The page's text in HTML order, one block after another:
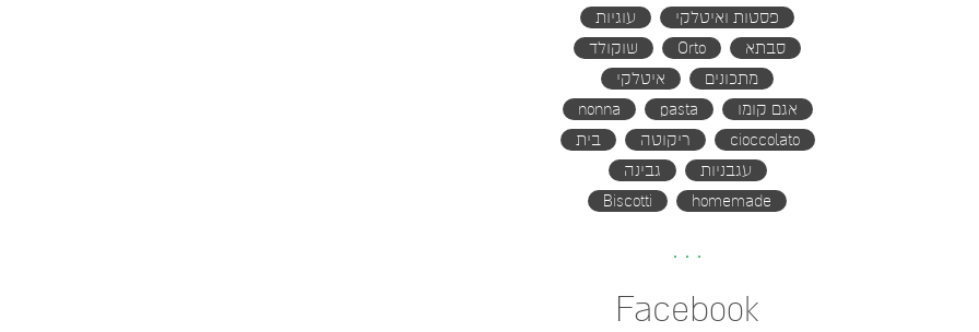
פסטות ואיטלקי
עוגיות
סבתא
Orto
שוקולד
מתכונים
איטלקי
אגם קומו
pasta
nonna
cioccolato
ריקוטה
בית
עגבניות
גבינה
homemade
Biscotti
Facebook